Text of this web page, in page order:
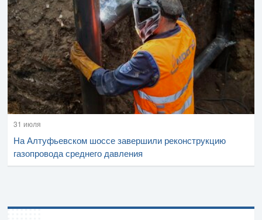
31 июля
На Алтуфьевском шоссе завершили реконструкцию
газопровода среднего давления